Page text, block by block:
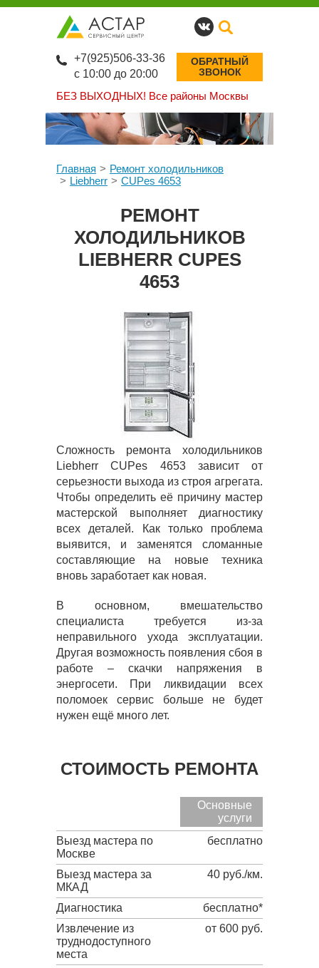
БЕЗ ВЫХОДНЫХ! Все районы Москвы
+7(925)506-33-36
с 10:00 до 20:00
ОБРАТНЫЙ
ЗВОНОК
Главная
Ремонт холодильников
Liebherr
CUPes 4653
РЕМОНТ
ХОЛОДИЛЬНИКОВ
LIEBHERR CUPES
4653
Сложность ремонта холодильников
Liebherr CUPes 4653 зависит от
серьезности выхода из строя агрегата.
Чтобы определить её причину мастер
мастерской выполняет диагностику
всех деталей. Как только проблема
выявится, и заменятся сломанные
составляющие на новые техника
вновь заработает как новая.
В основном, вмешательство
специалиста требуется из-за
неправильного ухода эксплуатации.
Другая возможность появления сбоя в
работе – скачки напряжения в
энергосети. При ликвидации всех
поломоек сервис больше не будет
нужен ещё много лет.
СТОИМОСТЬ РЕМОНТА
Основные
услуги
Выезд мастера по
Москве
бесплатно
Выезд мастера за
МКАД
40 руб./км.
Диагностика
бесплатно*
Извлечение из
труднодоступного
места
от 600 руб.